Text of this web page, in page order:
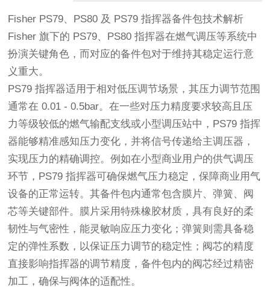
Fisher PS79、PS80 及 PS79 指挥器备件包技术解析
Fisher 旗下的 PS79、PS80 指挥器在燃气调压等系统中
扮演关键角色，而对应的备件包对于维持其稳定运行意
义重大。
PS79 指挥器适用于相对低压调节场景，其压力调节范围
通常在 0.01 - 0.5bar。在一些对压力精度要求较高且压
力等级较低的燃气输配支线或小型调压站中，PS79 指挥
器能够精准感知压力变化，并将信号传递给主调压器，
实现压力的精确调控。例如在小型商业用户的供气调压
环节，PS79 指挥器可确保燃气压力稳定，保障商业用气
设备的正常运转。其备件包内通常包含膜片、弹簧、阀
芯等关键部件。膜片采用特殊橡胶材质，具有良好的柔
韧性与气密性，能灵敏响应压力变化；弹簧则需具备稳
定的弹性系数，以保证压力调节的稳定性；阀芯的精度
直接影响指挥器的调节精度，备件包内的阀芯经过精密
加工，确保与阀体的适配性。